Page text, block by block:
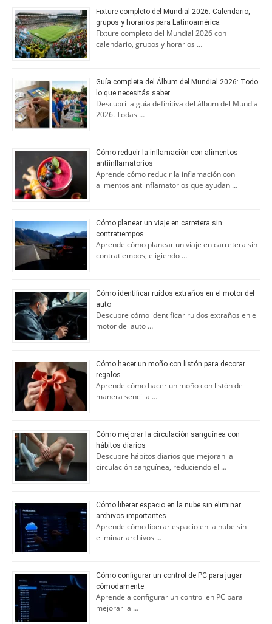
Fixture completo del Mundial 2026: Calendario,
grupos y horarios para Latinoamérica
Fixture completo del Mundial 2026 con
calendario, grupos y horarios …
Guía completa del Álbum del Mundial 2026: Todo
lo que necesitás saber
Descubrí la guía definitiva del álbum del Mundial
2026. Todas …
Cómo reducir la inflamación con alimentos
antiinflamatorios
Aprende cómo reducir la inflamación con
alimentos antiinflamatorios que ayudan …
Cómo planear un viaje en carretera sin
contratiempos
Aprende cómo planear un viaje en carretera sin
contratiempos, eligiendo …
Cómo identificar ruidos extraños en el motor del
auto
Descubre cómo identificar ruidos extraños en el
motor del auto …
Cómo hacer un moño con listón para decorar
regalos
Aprende cómo hacer un moño con listón de
manera sencilla …
Cómo mejorar la circulación sanguínea con
hábitos diarios
Descubre hábitos diarios que mejoran la
circulación sanguínea, reduciendo el …
Cómo liberar espacio en la nube sin eliminar
archivos importantes
Aprende cómo liberar espacio en la nube sin
eliminar archivos …
Cómo configurar un control de PC para jugar
cómodamente
Aprende a configurar un control en PC para
mejorar la …